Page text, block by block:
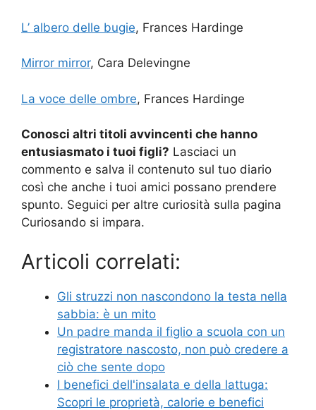
L’ albero delle bugie, Frances Hardinge
Mirror mirror, Cara Delevingne
La voce delle ombre, Frances Hardinge
Conosci altri titoli avvincenti che hanno
entusiasmato i tuoi figli? Lasciaci un
commento e salva il contenuto sul tuo diario
così che anche i tuoi amici possano prendere
spunto. Seguici per altre curiosità sulla pagina
Curiosando si impara.
Articoli correlati:
Gli struzzi non nascondono la testa nella
sabbia: è un mito
Un padre manda il figlio a scuola con un
registratore nascosto, non può credere a
ciò che sente dopo
I benefici dell'insalata e della lattuga:
Scopri le proprietà, calorie e benefici